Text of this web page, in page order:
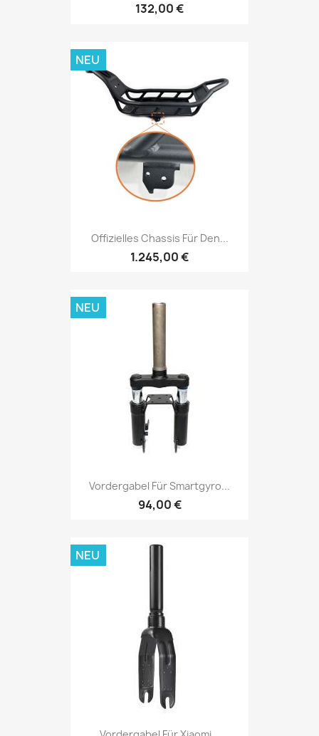
132,00 €
Offizielles Chassis Für Den...
1.245,00 €
NEU
Vordergabel Für Smartgyro...
94,00 €
NEU
NEU